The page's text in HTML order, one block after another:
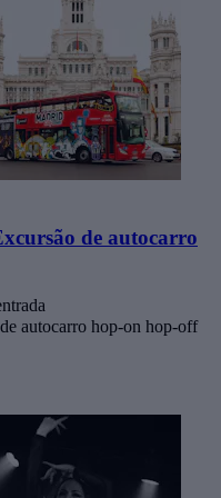
de autocarro
autocarro hop-on hop-off